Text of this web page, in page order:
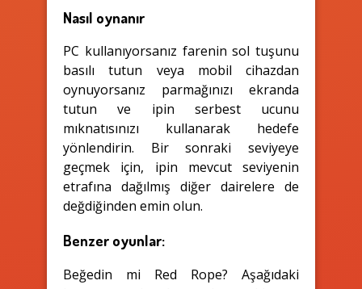
Nasıl oynanır
PC kullanıyorsanız farenin sol tuşunu
basılı tutun veya mobil cihazdan
oynuyorsanız parmağınızı ekranda
tutun ve ipin serbest ucunu
mıknatısınızı kullanarak hedefe
yönlendirin. Bir sonraki seviyeye
geçmek için, ipin mevcut seviyenin
etrafına dağılmış diğer dairelere de
değdiğinden emin olun.
Benzer oyunlar:
Beğedin mi Red Rope? Aşağıdaki